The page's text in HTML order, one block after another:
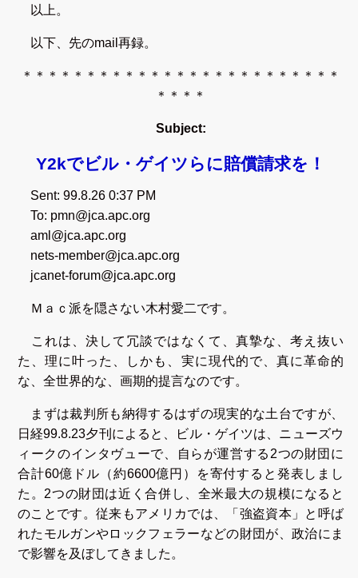
以上。
以下、先のmail再録。
＊＊＊＊＊＊＊＊＊＊＊＊＊＊＊＊＊＊＊＊＊＊＊＊＊
＊＊＊＊
Subject:
Y2kでビル・ゲイツらに賠償請求を！
Sent: 99.8.26 0:37 PM
To: pmn@jca.apc.org
aml@jca.apc.org
nets-member@jca.apc.org
jcanet-forum@jca.apc.org
Ｍａｃ派を隠さない木村愛二です。
これは、決して冗談ではなくて、真摯な、考え抜い
た、理に叶った、しかも、実に現代的で、真に革命的
な、全世界的な、画期的提言なのです。
まずは裁判所も納得するはずの現実的な土台ですが、
日経99.8.23夕刊によると、ビル・ゲイツは、ニューズウ
ィークのインタヴューで、自らが運営する2つの財団に
合計60億ドル（約6600億円）を寄付すると発表しまし
た。2つの財団は近く合併し、全米最大の規模になると
のことです。従来もアメリカでは、「強盗資本」と呼ば
れたモルガンやロックフェラーなどの財団が、政治にま
で影響を及ぼしてきました。